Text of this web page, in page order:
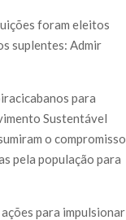
foram eleitos
suplentes: Admir
para
Sustentável
o compromisso
pela população para
para impulsionar